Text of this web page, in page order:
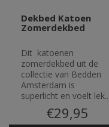
Dekbed Katoen
Zomerdekbed
Dit katoenen
zomerdekbed uit de
collectie van Bedden
Amsterdam is
superlicht en voelt lek..
€29,95